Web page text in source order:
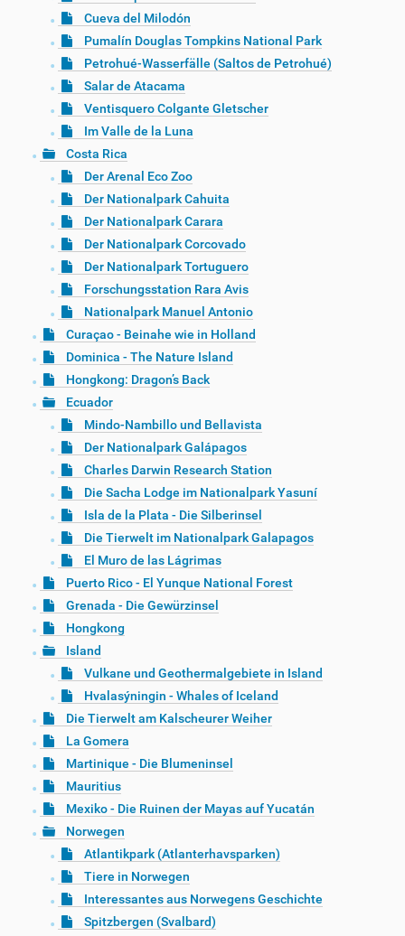
Cueva del Milodón
Pumalín Douglas Tompkins National Park
Petrohué-Wasserfälle (Saltos de Petrohué)
Salar de Atacama
Ventisquero Colgante Gletscher
Im Valle de la Luna
Costa Rica
Der Arenal Eco Zoo
Der Nationalpark Cahuita
Der Nationalpark Carara
Der Nationalpark Corcovado
Der Nationalpark Tortuguero
Forschungsstation Rara Avis
Nationalpark Manuel Antonio
Curaçao - Beinahe wie in Holland
Dominica - The Nature Island
Hongkong: Dragon’s Back
Ecuador
Mindo-Nambillo und Bellavista
Der Nationalpark Galápagos
Charles Darwin Research Station
Die Sacha Lodge im Nationalpark Yasuní
Isla de la Plata - Die Silberinsel
Die Tierwelt im Nationalpark Galapagos
El Muro de las Lágrimas
Puerto Rico - El Yunque National Forest
Grenada - Die Gewürzinsel
Hongkong
Island
Vulkane und Geothermalgebiete in Island
Hvalasýningin - Whales of Iceland
Die Tierwelt am Kalscheurer Weiher
La Gomera
Martinique - Die Blumeninsel
Mauritius
Mexiko - Die Ruinen der Mayas auf Yucatán
Norwegen
Atlantikpark (Atlanterhavsparken)
Tiere in Norwegen
Interessantes aus Norwegens Geschichte
Spitzbergen (Svalbard)